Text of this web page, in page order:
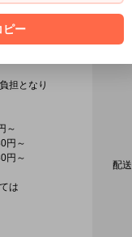
配送
担となり
～
円～
円～
は
配
ピー